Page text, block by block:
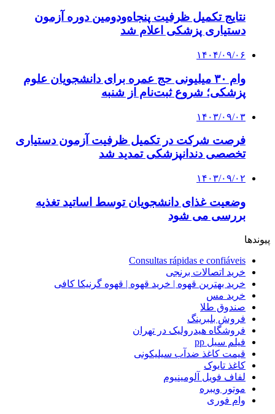
نتایج تکمیل ظرفیت پنجاه‌ودومین دوره آزمون
دستیاری پزشکی اعلام شد
۱۴۰۴/۰۹/۰۶
وام ۳۰ میلیونی حج عمره برای دانشجویان علوم
پزشکی؛ شروع ثبت‌نام از شنبه
۱۴۰۳/۰۹/۰۳
فرصت شرکت در تکمیل ظرفیت آزمون دستیاری
تخصصی دندانپزشکی تمدید شد
۱۴۰۳/۰۹/۰۲
وضعیت غذای دانشجویان توسط اساتید تغذیه
بررسی می شود
پیوندها
Consultas rápidas e confiáveis
خرید اتصالات برنجی
خرید بهترین قهوه | خرید قهوه | قهوه گرنیکا کافی
خرید مس
صندوق طلا
فروش بلبرینگ
فروشگاه هیدرولیک در تهران
فیلم سیل pp
قیمت کاغذ ضدآب سیلیکونی
کاغذ تایوک
لفاف فویل آلومینیوم
موتور ویبره
وام فوری